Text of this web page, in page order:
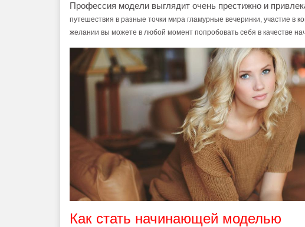
Профессия модели выглядит очень престижно и
путешествия в разные точки мира гламурные вечеринки, участие в
желании вы можете в любой момент попробовать себя в качестве
Как стать начинающей моделью